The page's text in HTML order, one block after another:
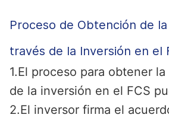
Proceso de Obtención de
través de la Inversión en el
1.El proceso para obtener
de la inversión en el FCS
2.El inversor firma el